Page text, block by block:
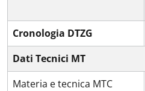
Cronologia DTZG
Dati Tecnici MT
Materia e tecnica MTC